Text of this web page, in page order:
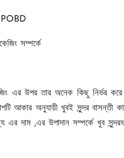
সম্পর্কে
এর উপর তার অনেক কিছু নির্ভর
আকার অনুযায়ী খুবই সুন্দর বাসন্তী
এর দাম ,এর উপাদান সম্পর্কে খুব